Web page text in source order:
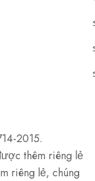
2015.
thêm riêng lẻ
riêng lẻ, chúng